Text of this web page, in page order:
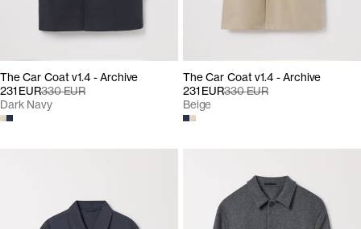
The Car Coat v1.4 - Archive
231 EUR330 EUR
Dark Navy
The Car Coat v1.4 - Archive
231 EUR330 EUR
Beige